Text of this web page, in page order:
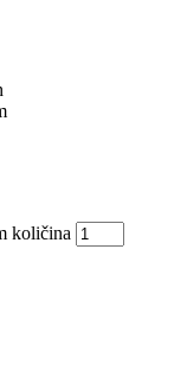
količina